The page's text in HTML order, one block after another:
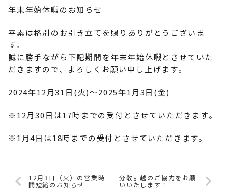
年末年始休暇のお知らせ
平素は格別のお引き立てを賜りありがとうございま
す。
誠に勝手ながら下記期間を年末年始休暇とさせていた
だきますので、よろしくお願い申し上げます。
2024年12月31日(火)～2025年1月3日(金)
※12月30日は17時までの受付とさせていただきます。
※1月4日は18時までの受付とさせていただきます。
12月3日（火）の営業時
間短縮のお知らせ
分散引越のご協力をお願
いいたします！